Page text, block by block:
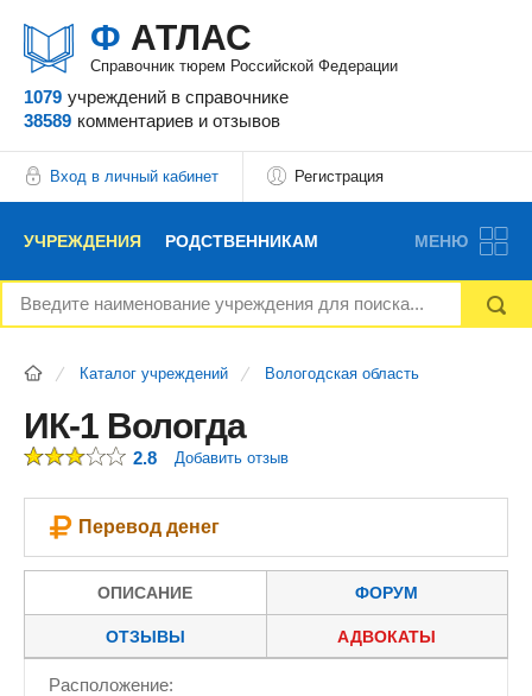
Ф АТЛАС
Справочник тюрем Российской Федерации
1079 учреждений в справочнике
38589 комментариев и отзывов
Вход в личный кабинет Регистрация
УЧРЕЖДЕНИЯ РОДСТВЕННИКАМ
НОВОСТИ БЛОГ АДВОКАТЫ
РЕКЛАМОДАТЕЛЯМ
МЕНЮ
Каталог учреждений Вологодская область
ИК-1 Вологда
2.8 Добавить отзыв
Перевод денег
ОПИСАНИЕ ФОРУМ
ОТЗЫВЫ АДВОКАТЫ
Расположение: